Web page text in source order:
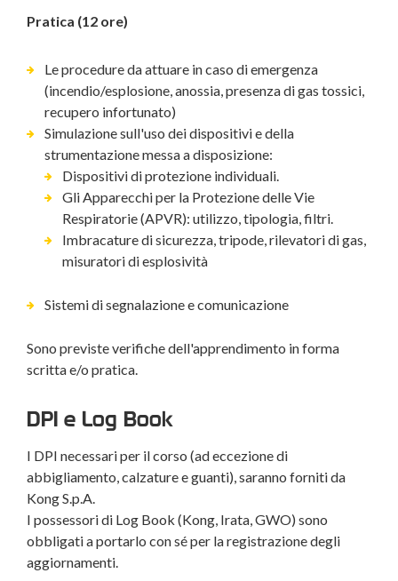
Pratica (12 ore)
Le procedure da attuare in caso di emergenza
(incendio/esplosione, anossia, presenza di gas tossici,
recupero infortunato)
Simulazione sull'uso dei dispositivi e della
strumentazione messa a disposizione:
Dispositivi di protezione individuali.
Gli Apparecchi per la Protezione delle Vie
Respiratorie (APVR): utilizzo, tipologia, filtri.
Imbracature di sicurezza, tripode, rilevatori di gas,
misuratori di esplosività
Sistemi di segnalazione e comunicazione
Sono previste verifiche dell'apprendimento in forma
scritta e/o pratica.
DPI e Log Book
I DPI necessari per il corso (ad eccezione di
abbigliamento, calzature e guanti), saranno forniti da
Kong S.p.A.
I possessori di Log Book (Kong, Irata, GWO) sono
obbligati a portarlo con sé per la registrazione degli
aggiornamenti.